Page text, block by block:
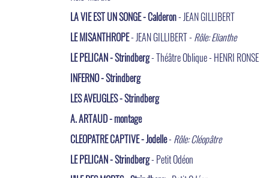
LA VIE EST UN SONGE - Calderon- JEAN GILLIBERT
LE MISANTHROPE- JEAN GILLIBERT - Rôle: Elianthe
LE PELICAN - Strindberg- Théâtre Oblique - HENRI RONSE
INFERNO - Strindberg
LES AVEUGLES - Strindberg
A. ARTAUD - montage
CLEOPATRE CAPTIVE - Jodelle- Rôle: Cléopâtre
LE PELICAN - Strindberg- Petit Odéon